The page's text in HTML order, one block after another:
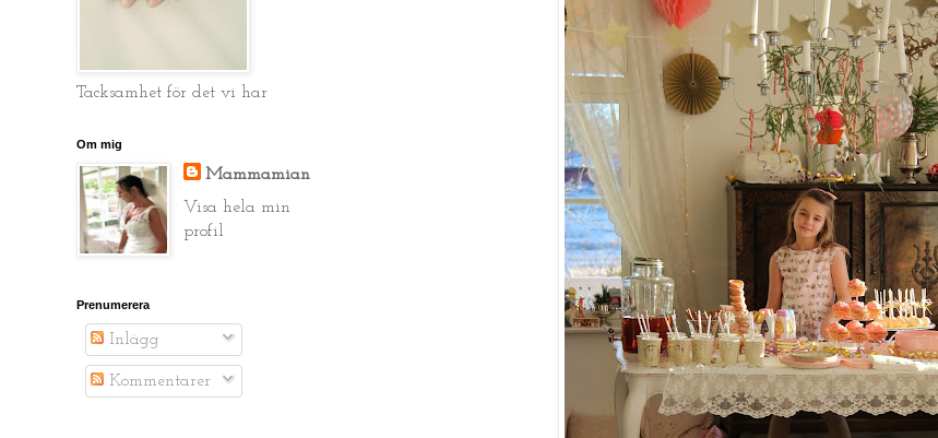
Tacksamhet för det vi har
Om mig
Mammamian
Visa hela min
profil
Prenumerera
Inlägg
Kommentarer